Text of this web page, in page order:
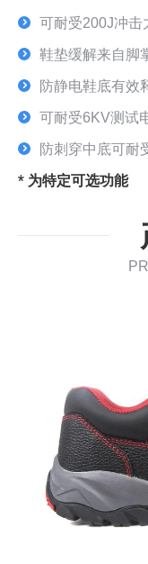
可耐受200J冲击
鞋垫缓解来自脚
防静电鞋底有效
可耐受6KV测试
防刺穿中底可耐
* 为特定可选功能